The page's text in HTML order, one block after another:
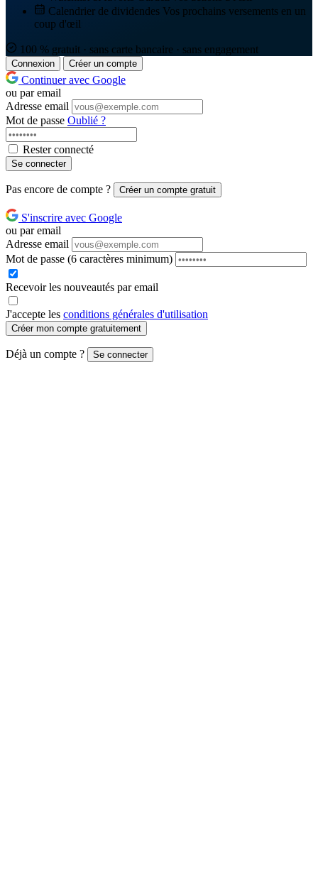
Calendrier de dividendes Vos prochains versements en un
coup d'œil
100 % gratuit · sans carte bancaire · sans engagement
Connexion Créer un compte
Continuer avec Google
ou par email
Adresse email
Mot de passe Oublié ?
Rester connecté
Se connecter
Pas encore de compte ? Créer un compte gratuit
S'inscrire avec Google
ou par email
Adresse email
Mot de passe (6 caractères minimum)
Recevoir les nouveautés par email
J'accepte les conditions générales d'utilisation
Créer mon compte gratuitement
Déjà un compte ? Se connecter